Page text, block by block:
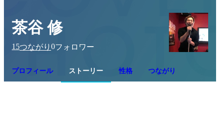
茶谷 修
15つながり 0フォロワー
プロフィール ストーリー 性格 つながり